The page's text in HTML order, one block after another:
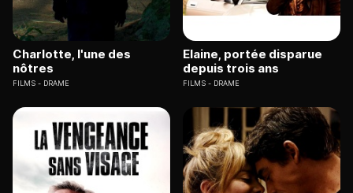
Charlotte, l'une des
nôtres
FILMS DRAME
Elaine, portée disparue
depuis trois ans
FILMS DRAME